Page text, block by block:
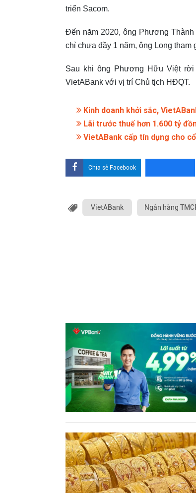
triển Sacom.
Đến năm 2020, ông Phương
chỉ chưa đầy 1 năm, ông Long
Sau khi ông Phương Hữu Việt
VietABank với vị trí Chủ tịch HĐQT.
Kinh doanh khởi sắc,
Lãi trước thuế hơn 1.600 tỷ
VietABank cấp tín dụng cho
Chia sẻ Facebook
VietABank Ngân hàng